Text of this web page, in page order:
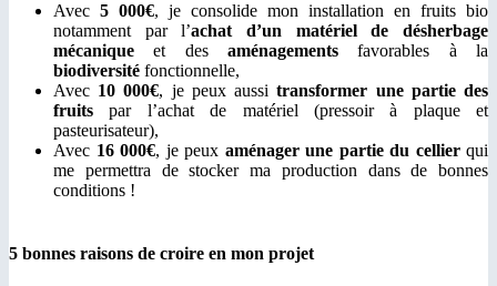
Avec 5 000€, je consolide mon installation en fruits bio
notamment par l’achat d’un matériel de désherbage
mécanique et des aménagements favorables à la
biodiversité fonctionnelle,
Avec 10 000€, je peux aussitransformer une partie des
fruits par l’achat de matériel (pressoir à plaque et
pasteurisateur),
Avec 16 000€, je peux aménager une partie du cellierqui
me permettra de stocker ma production dans de bonnes
conditions !
5 bonnes raisons de croire en mon projet